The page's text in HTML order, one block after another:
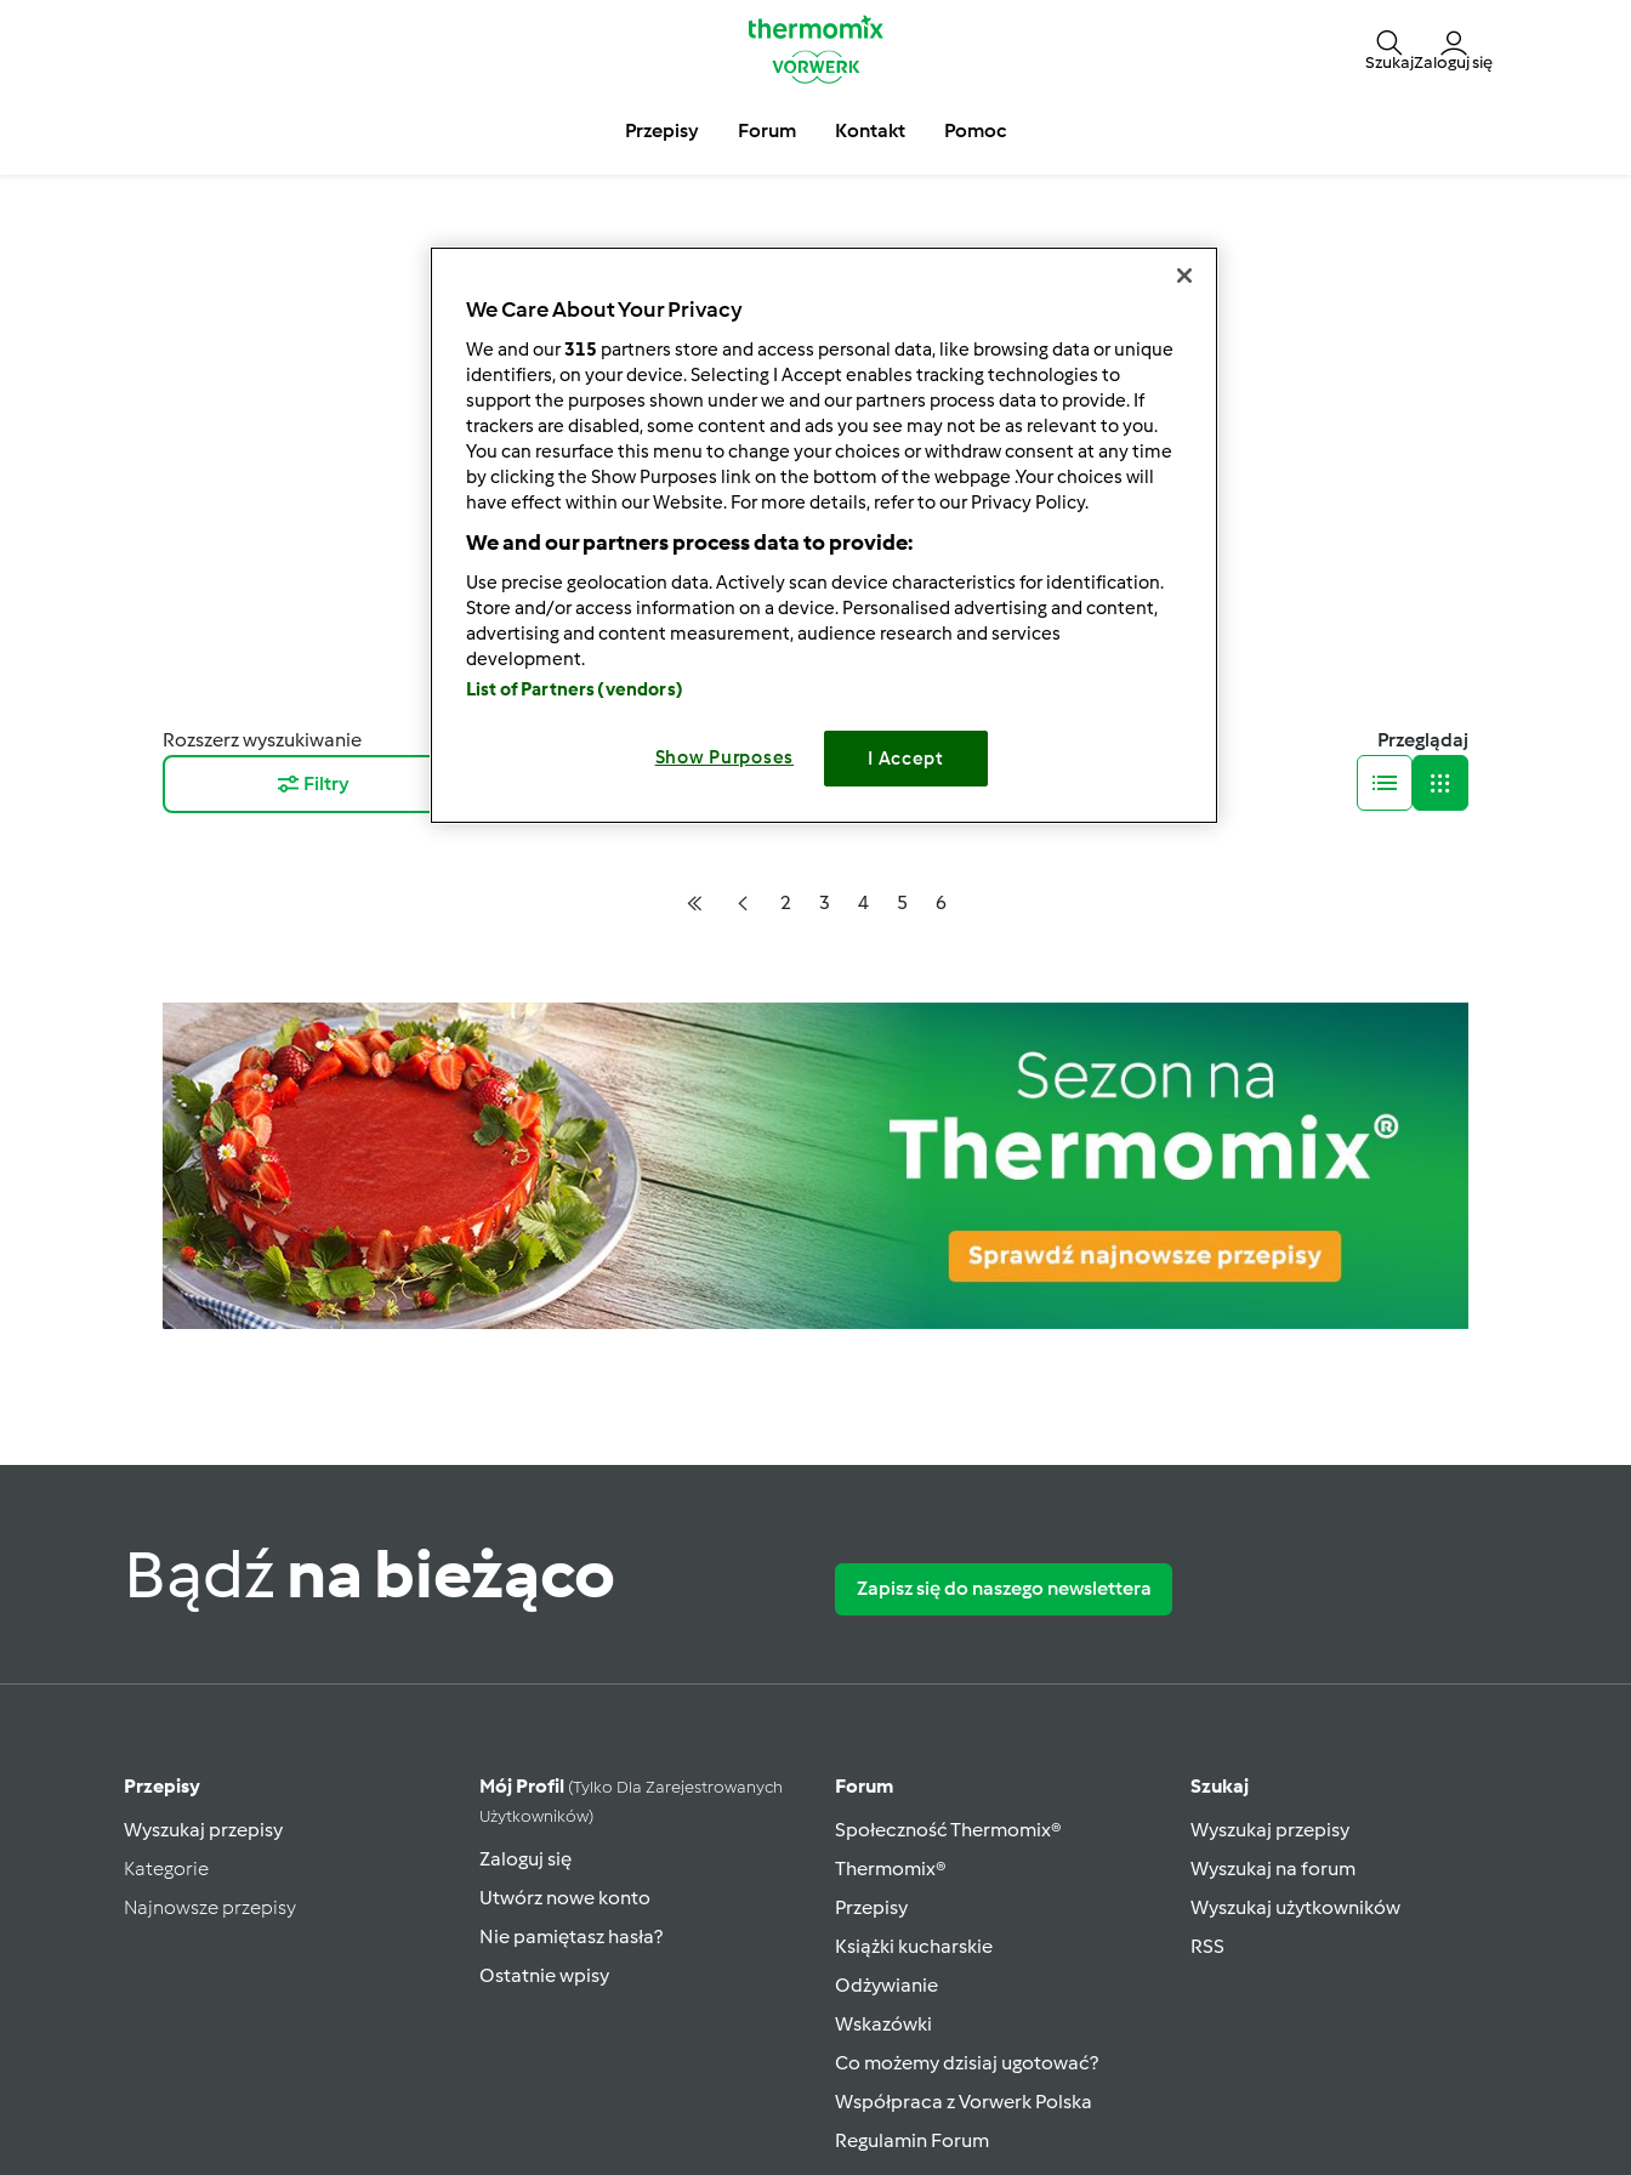
SzukajZaloguj się
Przepisy Forum Kontakt Pomoc
Wyszukaj
Przepisy
Znajdź więcej niż9.000 przepisów na Thermomix ®.
Rozszerz wyszukiwanie
Filtry
Najnowsze wyniki
Przeglądaj
2 3 4 5 6
Bądź na bieżąco Zapisz się do naszego newslettera
Przepisy
Wyszukaj przepisy
Kategorie
Najnowsze przepisy
Mój Profil (tylko Dla Zarejestrowanych
Użytkowników)
Zaloguj się
Utwórz nowe konto
Nie pamiętasz hasła?
Ostatnie wpisy
Forum
Społeczność Thermomix®
Thermomix®
Przepisy
Książki kucharskie
Odżywianie
Wskazówki
Co możemy dzisiaj ugotować?
Współpraca z Vorwerk Polska
Regulamin Forum
Szukaj
Wyszukaj przepisy
Wyszukaj na forum
Wyszukaj użytkowników
RSS
We Care About Your Privacy
We and our315 partners store and access personal data, like browsing data or unique
identifiers, on your device. Selecting I Accept enables tracking technologies to
support the purposes shown under we and our partners process data to provide. If
trackers are disabled, some content and ads you see may not be as relevant to you.
You can resurface this menu to change your choices or withdraw consent at any time
by clicking the Show Purposes link on the bottom of the webpage .Your choices will
have effect within our Website. For more details, refer to our Privacy Policy.
We and our partners process data to provide:
Use precise geolocation data. Actively scan device characteristics for identification.
Store and/or access information on a device. Personalised advertising and content,
advertising and content measurement, audience research and services
development.
List of Partners (vendors)
Show Purposes I Accept